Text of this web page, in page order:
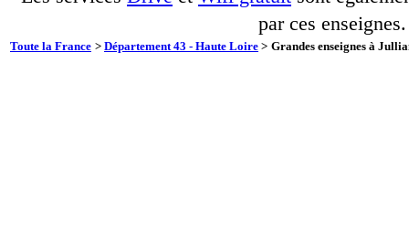
par ces enseignes.
Toute la France > Département 43 - Haute Loire > Grandes enseignes à